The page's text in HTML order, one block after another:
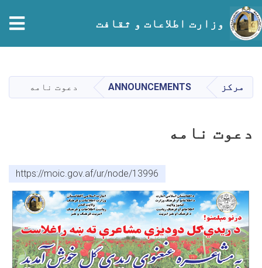
main
content
وزارت اطلاعات و ثقافت
مرکز ANNOUNCEMENTS دعوت‌ نامه
دعوت‌ نامه
https://moic.gov.af/ur/node/13996